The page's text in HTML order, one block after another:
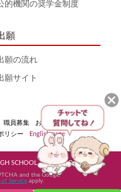
的機関の奨学金制度
願
願の流れ
願サイト
職員募集
お問い合わせ
リシー English page
SCHOOL All Rights Reserved
and the Google
of Service apply.